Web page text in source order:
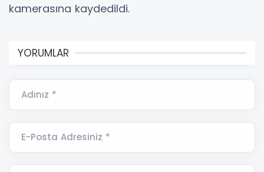
kamerasına kaydedildi.
YORUMLAR
Adınız *
E-Posta Adresiniz *